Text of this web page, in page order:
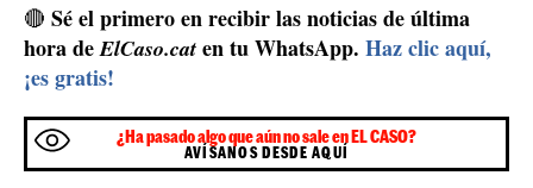
🔴 Sé el primero en recibir las noticias de última
hora deElCaso.cat en tu WhatsApp. Haz clic aquí,
¡es gratis!
¿Ha pasado algo que aún no sale en EL CASO?
AVÍSANOS DESDE AQUÍ